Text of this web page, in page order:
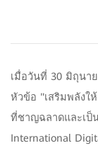
เมื่อวันที่ 30 มิถุนา
หัวข้อ "เสริมพลังใ
ที่ชาญฉลาดและเป็
International